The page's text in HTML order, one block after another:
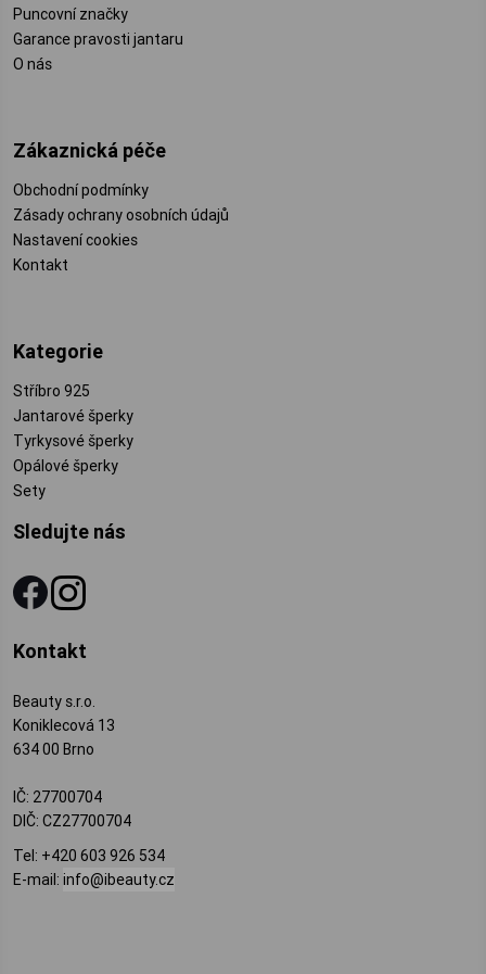
Puncovní značky
Garance pravosti jantaru
O nás
Zákaznická péče
Obchodní podmínky
Zásady ochrany osobních údajů
Nastavení cookies
Kontakt
Kategorie
Stříbro 925
Jantarové šperky
Tyrkysové šperky
Opálové šperky
Sety
Sledujte nás
Kontakt
Beauty s.r.o.
Koniklecová 13
634 00 Brno
IČ: 27700704
DIČ: CZ27700704
Tel: +420 603 926 534
E-mail: info@ibeauty.cz